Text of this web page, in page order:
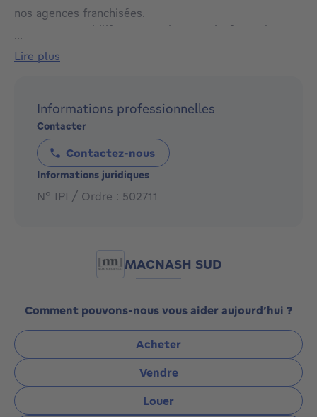
nos agences franchisées.
L’agence Immobilière Macnash SUD, située sur la
biens immobiliers dans les communes d’ Ixelles,
Brugmann, ainsi que des plus beaux quartiers de
Bruxelles et des biens de prestiges.
Chers Propriétaires, connaissez-vous le prix actuel de
votre habitation ?
Contactez notre expert de Macnash SUD, Mr Thibaut
votre bien immobilier.
...
lire plus
Informations professionnelles
Contacter
Contactez-nous
Informations juridiques
N° IPI / Ordre : 502711
MACNASH SUD
Comment pouvons-nous vous aider aujourd’hui ?
Acheter
Vendre
Louer